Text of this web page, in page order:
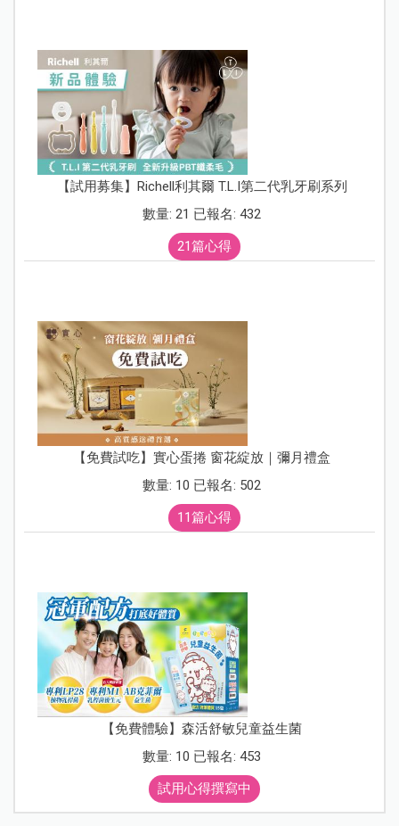
【試用募集】Richell利其爾 T.L.I第二代乳牙刷系列
數量: 21 已報名: 432
21篇心得
【免費試吃】實心蛋捲 窗花綻放｜彌月禮盒
數量: 10 已報名: 502
11篇心得
【免費體驗】森活舒敏兒童益生菌
數量: 10 已報名: 453
試用心得撰寫中